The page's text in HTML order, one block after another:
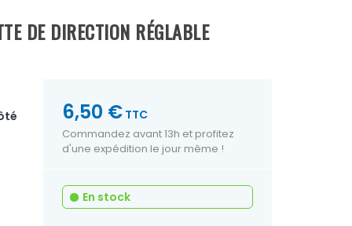
DE DIRECTION RÉGLABLE
6,50 € TTC
Commandez avant 13h et profitez
d'une expédition le jour même !
En stock